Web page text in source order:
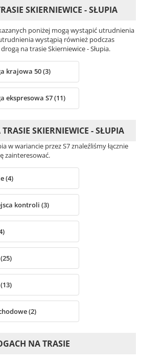
SKIERNIEWICE - SŁUPIA
poniżej mogą wystąpić utrudnienia
wystąpią również podczas
na trasie Skierniewice - Słupia.
krajowa 50 (3)
ekspresowa S7 (11)
SKIERNIEWICE - SŁUPIA
w wariancie przez S7 znaleźliśmy łącznie
zainteresować.
(4)
kontroli (3)
(2)
NA TRASIE